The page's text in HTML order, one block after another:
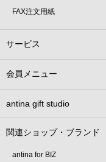
FAX注文用紙
サービス
会員メニュー
antina gift studio
関連ショップ・ブランド
antina for BIZ